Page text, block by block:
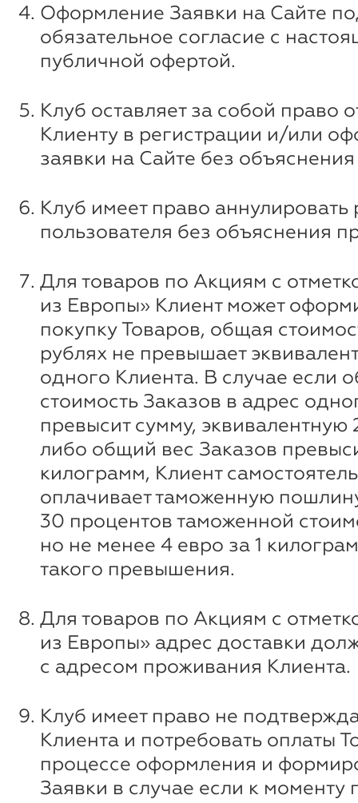
Оформление Заявки на Сайте
обязательное согласие с
публичной офертой.
Клуб оставляет за собой право
Клиенту в регистрации и/или
заявки на Сайте без
Клуб имеет право аннулировать
пользователя без объяснения
Для товаров по Акциям с
из Европы» Клиент может
покупку Товаров, общая
рублях не превышает
одного Клиента. В случае если
стоимость Заказов в адрес
превысит сумму, эквивалентную
либо общий вес Заказов
килограмм, Клиент
оплачивает таможенную
30 процентов таможенной
но не менее 4 евро за 1
такого превышения.
Для товаров по Акциям с
из Европы» адрес доставки
с адресом проживания Клиента.
Клуб имеет право не
Клиента и потребовать оплаты
процессе оформления и
Заявки в случае если к моменту